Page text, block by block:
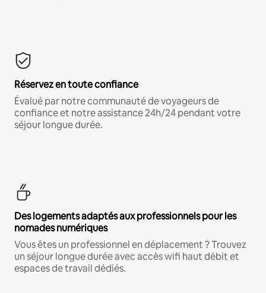
Réservez en toute confiance
Évalué par notre communauté de voyageurs de
confiance et notre assistance 24h/24 pendant votre
séjour longue durée.
Des logements adaptés aux professionnels pour les
nomades numériques
Vous êtes un professionnel en déplacement ? Trouvez
un séjour longue durée avec accès wifi haut débit et
espaces de travail dédiés.